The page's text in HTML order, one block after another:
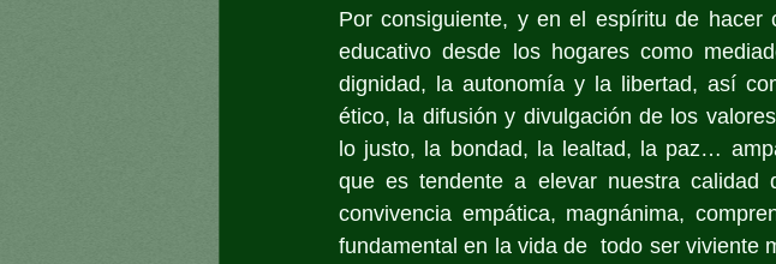
Por consiguiente, y en el espíritu de hacer
educativo desde los hogares como
dignidad, la autonomía y la libertad, así
ético, la difusión y divulgación de los
lo justo, la bondad, la lealtad, la paz…
que es tendente a elevar nuestra
convivencia empática, magnánima,
fundamental en la vida de  todo ser viviente